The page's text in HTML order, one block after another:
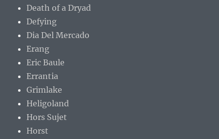
Death of a Dryad
Defying
Dia Del Mercado
Erang
Eric Baule
Errantia
Grimlake
Heligoland
Hors Sujet
Horst